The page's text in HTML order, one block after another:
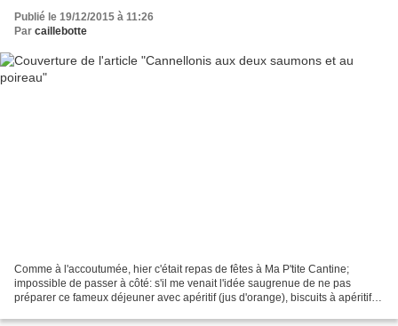
Publié le 19/12/2015 à 11:26
Par caillebotte
Comme à l'accoutumée, hier c'était repas de fêtes à Ma P'tite Cantine;
impossible de passer à côté: s'il me venait l'idée saugrenue de ne pas
préparer ce fameux déjeuner avec apéritif (jus d'orange), biscuits à apéritif,